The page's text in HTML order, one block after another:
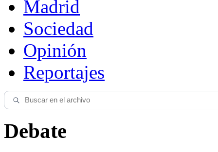
Madrid
Sociedad
Opinión
Reportajes
Debate